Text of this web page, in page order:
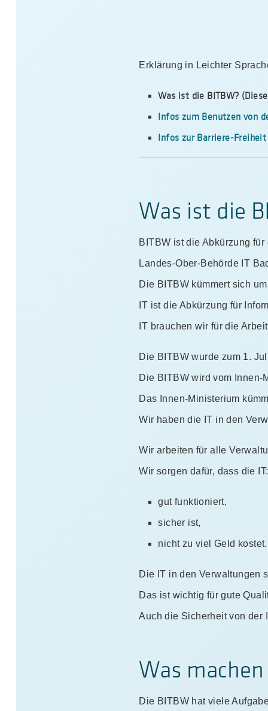
Erklärung in Leichter
Was ist die BITBW?
Infos zum Benutzen von
Infos zur Barriere-Freiheit
Was ist die
BITBW ist die Abkürzung für
Landes-Ober-Behörde IT
Die BITBW kümmert sich
IT ist die Abkürzung für
IT brauchen wir für die
Die BITBW wurde zum 1.
Die BITBW wird vom Innen-
Das Innen-Ministerium
Wir haben die IT in den
Wir arbeiten für alle
Wir sorgen dafür, dass die IT:
gut funktioniert,
sicher ist,
nicht zu viel Geld kostet.
Die IT in den Verwaltungen
Das ist wichtig für gute
Auch die Sicherheit von der
Was
Die BITBW hat viele